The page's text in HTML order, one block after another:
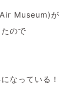
Museum)が
ので
なっている！